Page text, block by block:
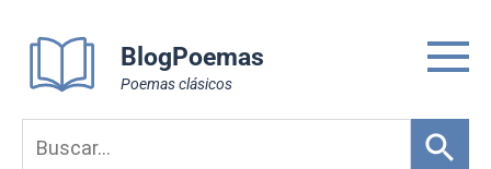
content
BlogPoemas
Poemas clásicos